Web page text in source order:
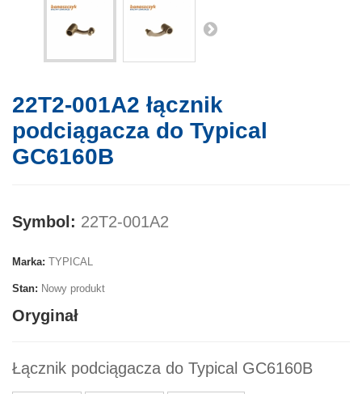
22T2-001A2 łącznik
podciągacza do Typical
GC6160B
Symbol: 22T2-001A2
Marka: TYPICAL
Stan: Nowy produkt
Oryginał
Łącznik podciągacza do Typical GC6160B